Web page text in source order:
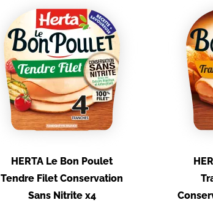
HERTA Le Bon Poulet
Tendre Filet Conservation
Sans Nitrite x4